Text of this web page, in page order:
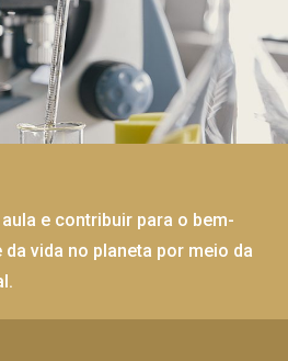
e contribuir para o bem-
vida no planeta por meio da